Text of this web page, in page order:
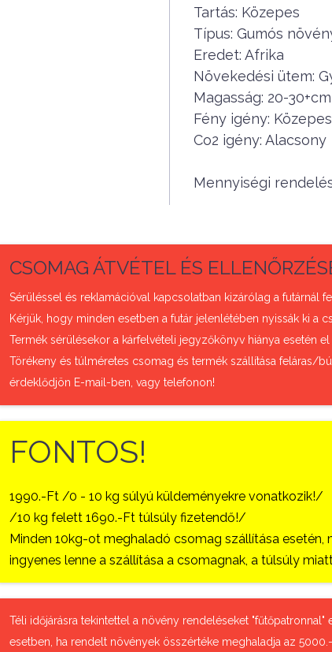
Tartás: Közepes
Típus: Gumós
Eredet: Afrika
Növekedési ütem:
Magasság: 20-30+cm
Fény igény: Közepes
Co2 igény: Alacsony
Mennyiségi
CSOMAG ÁTVÉTEL ÉS
Sérüléssel és reklamációval kapcsolatban kizárólag a
Kérjük, hogy minden esetben a futár jelenlétében nyissák ki a
Termék sérülésekor a kárfelvételi jegyzőkönyv hiánya esetén
Törékeny és túlméretes csomag és termék szállítása feláras/
érdeklődjön E-mail-ben, vagy telefonon!
FONTOS!
1990.-Ft /0 - 10 kg súlyú küldeményekre vonatkozik!/
/10 kg felett 1690.-Ft túlsúly fizetendő!/
Minden 10kg-ot meghaladó csomag szállítása
ingyenes lenne a szállítása a csomagnak, a túlsúly
Téli időjárásra tekintettel a növény rendeléseket
esetben, ha rendelt növények összértéke meghaladja az